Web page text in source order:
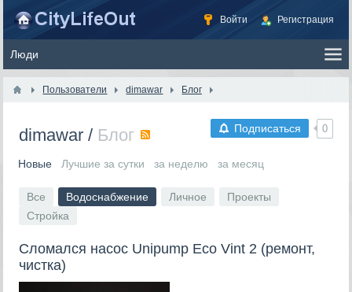
Войти Регистрация
Пользователи dimawar Блог
Подписаться 0
dimawar / Блог
Новые Лучшие за сутки за неделю за месяц
Все Водоснабжение Личное
Проекты
Стройка
Сломался насос Unipump Eco Vint 2 (ремонт,
чистка)